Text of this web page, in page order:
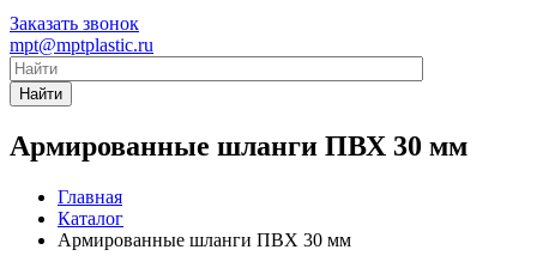
Заказать звонок
mpt@mptplastic.ru
Найти
Армированные шланги ПВХ 30 мм
Главная
Каталог
Армированные шланги ПВХ 30 мм